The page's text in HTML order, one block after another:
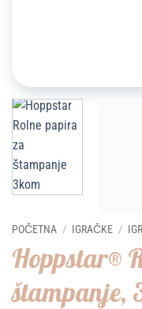
POČETNA / IGRAČKE /
Hoppstar®
štampanje,